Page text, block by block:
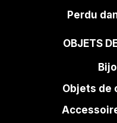
Perdu
OBJETS
Objets de